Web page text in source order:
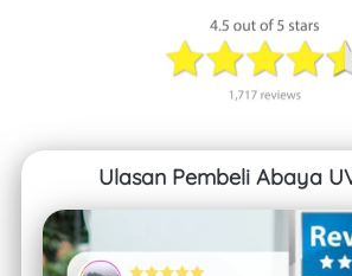
Ulasan Pembeli Abaya